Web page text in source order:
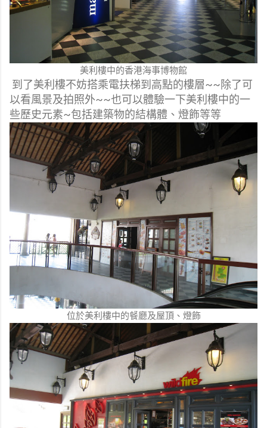
美利樓中的香港海事博物館
到了美利樓不妨搭乘電扶梯到高點的樓層~~除了可
以看風景及拍照外~~也可以體驗一下美利樓中的一
些歷史元素~包括建築物的結構體、燈飾等等
位於美利樓中的餐廳及屋頂、燈飾